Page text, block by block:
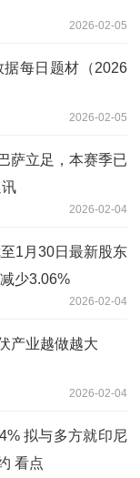
2026-02-05
每日题材（2026
2026-02-05
萨立足，本赛季已
2026-02-04
1月30日最新股东
少3.06%
2026-02-04
产业越做越大
2026-02-04
拟与多方就印尼
看点